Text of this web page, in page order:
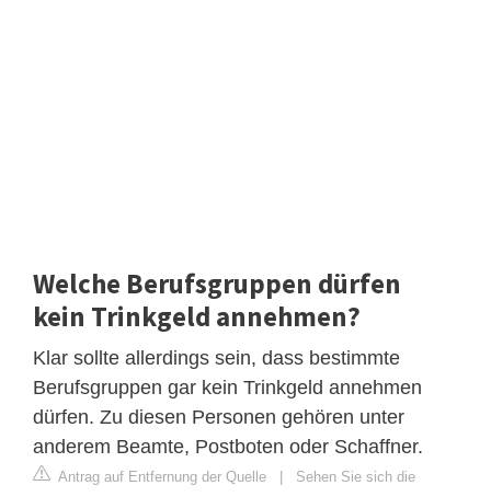
Welche Berufsgruppen dürfen
kein Trinkgeld annehmen?
Klar sollte allerdings sein, dass bestimmte
Berufsgruppen gar kein Trinkgeld annehmen
dürfen. Zu diesen Personen gehören unter
anderem Beamte, Postboten oder Schaffner.
Antrag auf Entfernung der Quelle | Sehen Sie sich die